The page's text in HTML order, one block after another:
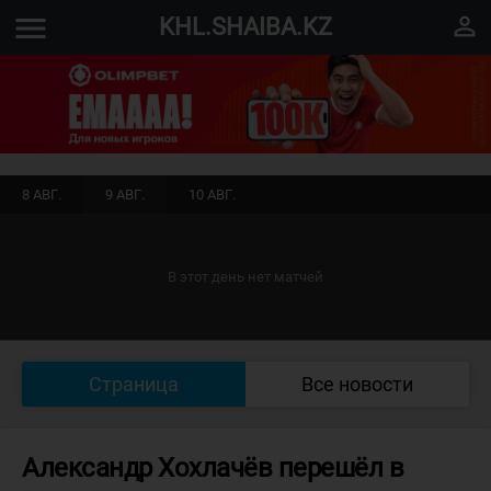
menu KHL.SHAIBA.KZ perm_identity
8 АВГ. 9 АВГ. 10 АВГ.
В этот день нет матчей
Страница Все новости
Александр Хохлачёв перешёл в